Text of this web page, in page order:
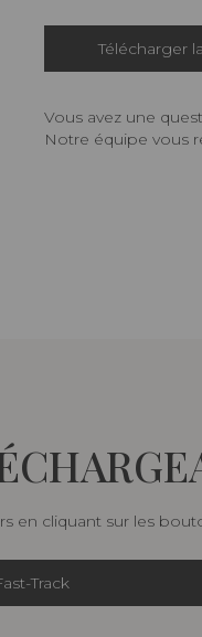
Télécharger
Vous avez une
Notre équipe vous
en cliquant sur les
Track